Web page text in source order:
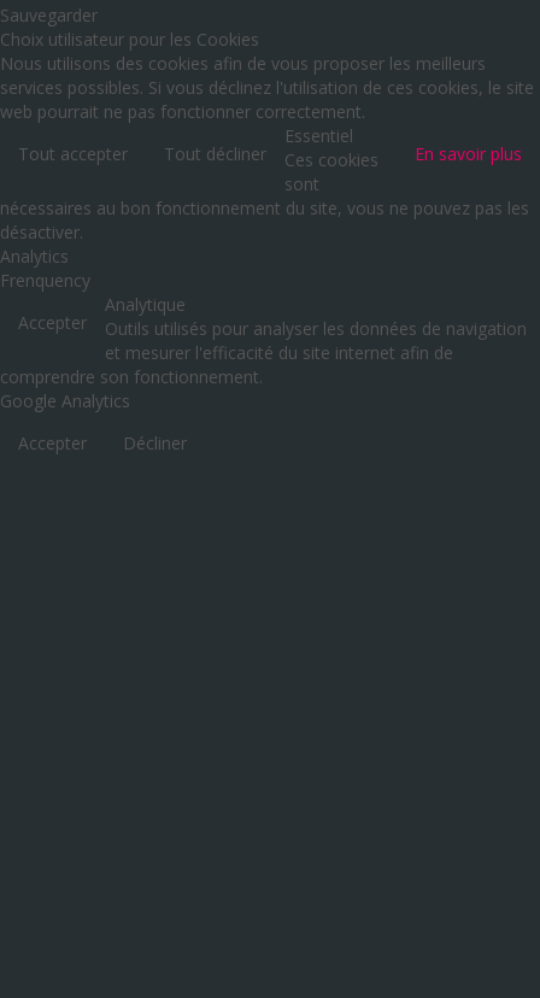
Sauvegarder
Choix utilisateur pour les Cookies
Nous utilisons des cookies afin de vous proposer les meilleurs
services possibles. Si vous déclinez l'utilisation de ces cookies, le site
web pourrait ne pas fonctionner correctement.
Tout accepter
Tout décliner En savoir plus
Essentiel
Ces cookies
sont
nécessaires au bon fonctionnement du site, vous ne pouvez pas les
désactiver.
Analytics
Frenquency
Accepter
Analytique
Outils utilisés pour analyser les données de navigation
et mesurer l'efficacité du site internet afin de
comprendre son fonctionnement.
Google Analytics
Accepter
Décliner